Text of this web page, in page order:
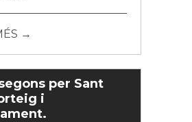
→
per Sant
i